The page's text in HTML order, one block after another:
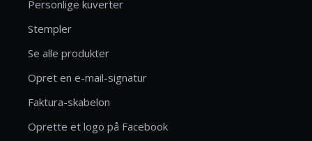
Personlige kuverter
Stempler
Se alle produkter
Opret en e-mail-signatur
Faktura-skabelon
Oprette et logo på Facebook